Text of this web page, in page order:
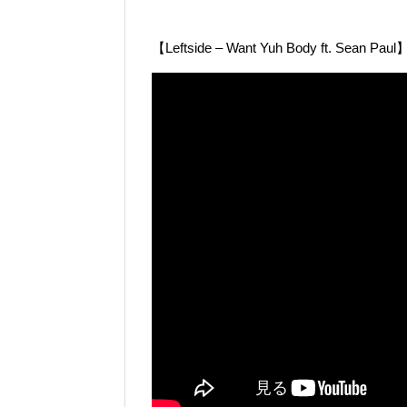
【Leftside – Want Yuh Body ft. Sean Paul